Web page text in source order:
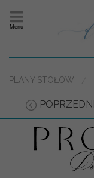
Menu
PLANY STOŁÓW
POPRZEDNI